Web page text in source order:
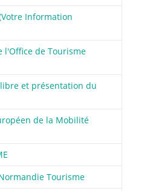
Information
l'Office de Tourisme
et présentation du
de la Mobilité
Tourisme